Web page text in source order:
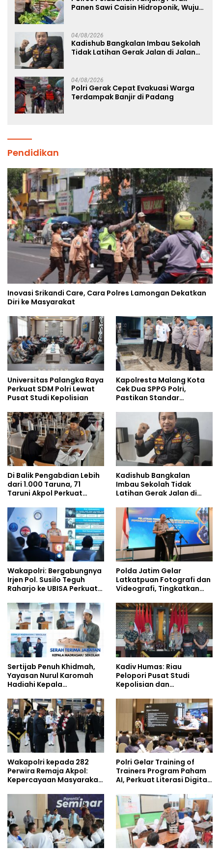
Panen Sawi Caisin Hidroponik, Wujud
04/08/2026
Kadishub Bangkalan Imbau Sekolah
Tidak Latihan Gerak Jalan di Jalan
04/08/2026
Polri Gerak Cepat Evakuasi Warga
Terdampak Banjir di Padang
Pendidikan
Inovasi Srikandi Care, Cara Polres Lamongan Dekatkan
Diri ke Masyarakat
Universitas Palangka Raya
Perkuat SDM Polri Lewat
Pusat Studi Kepolisian
Kapolresta Malang Kota
Cek Dua SPPG Polri,
Pastikan Standar
Pengelolaan Limbah
Berjalan Optimal
Di Balik Pengabdian Lebih
dari 1.000 Taruna, 71
Taruni Akpol Perkuat
Siswa Sekolah Rakyat
Kadishub Bangkalan
Imbau Sekolah Tidak
Latihan Gerak Jalan di
Wakapolri: Bergabungnya
Irjen Pol. Susilo Teguh
Raharjo ke UBISA Perkuat
Studi Kepolisian
Polda Jatim Gelar
Latkatpuan Fotografi dan
Videografi, Tingkatkan
Era Digital
Sertijab Penuh Khidmah,
Yayasan Nurul Karomah
Hadiahi Kepala
Umrah
Kadiv Humas: Riau
Pelopori Pusat Studi
Kepolisian dan
Policing Masuki Babak
Wakapolri kepada 282
Perwira Remaja Akpol:
Kepercayaan Masyarakat
Polri Gelar Training of
Trainers Program Paham
AI, Perkuat Literasi Digital